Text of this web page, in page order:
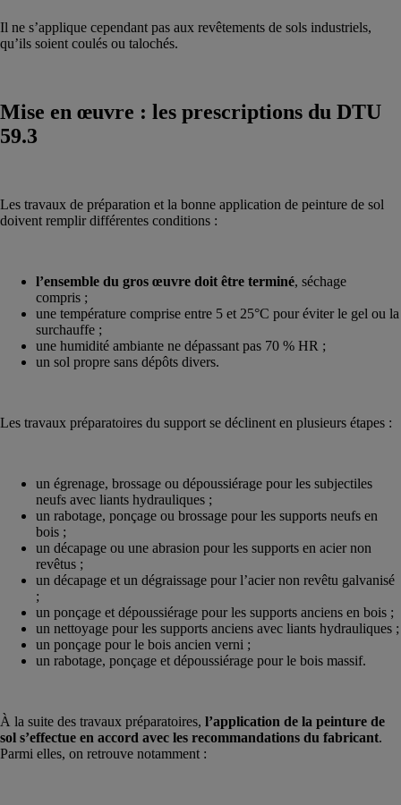
Il ne s’applique cependant pas aux revêtements de sols industriels,
qu’ils soient coulés ou talochés.
Mise en œuvre : les prescriptions du DTU
59.3
Les travaux de préparation et la bonne application de peinture de sol
doivent remplir différentes conditions :
l’ensemble du gros œuvre doit être terminé, séchage
compris ;
une température comprise entre 5 et 25°C pour éviter le gel ou la
surchauffe ;
une humidité ambiante ne dépassant pas 70 % HR ;
un sol propre sans dépôts divers.
Les travaux préparatoires du support se déclinent en plusieurs étapes :
un égrenage, brossage ou dépoussiérage pour les subjectiles
neufs avec liants hydrauliques ;
un rabotage, ponçage ou brossage pour les supports neufs en
bois ;
un décapage ou une abrasion pour les supports en acier non
revêtus ;
un décapage et un dégraissage pour l’acier non revêtu galvanisé
;
un ponçage et dépoussiérage pour les supports anciens en bois ;
un nettoyage pour les supports anciens avec liants hydrauliques ;
un ponçage pour le bois ancien verni ;
un rabotage, ponçage et dépoussiérage pour le bois massif.
À la suite des travaux préparatoires, l’application de la peinture de
sol s’effectue en accord avec les recommandations du fabricant.
Parmi elles, on retrouve notamment :